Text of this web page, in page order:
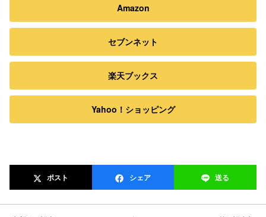
Amazon
セブンネット
楽天ブックス
Yahoo！ショッピング
ポスト シェア 送る